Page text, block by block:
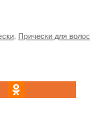
Прически для волос